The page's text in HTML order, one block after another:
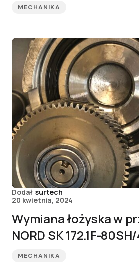
MECHANIKA
Dodał surtech
20 kwietnia, 2024
Wymiana łożyska w
NORD SK 172.1F-
MECHANIKA